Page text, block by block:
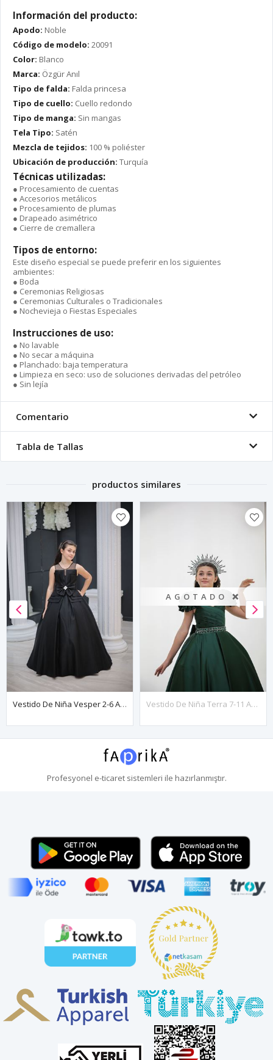
Información del producto:
Apodo: Noble
Código de modelo: 20091
Color: Blanco
Marca: Özgür Anıl
Tipo de falda: Falda princesa
Tipo de cuello: Cuello redondo
Tipo de manga: Sin mangas
Tela Tipo: Satén
Mezcla de tejidos: 100 % poliéster
Ubicación de producción: Turquía
Técnicas utilizadas:
● Procesamiento de cuentas
● Accesorios metálicos
● Procesamiento de plumas
● Drapeado asimétrico
● Cierre de cremallera
Tipos de entorno:
Este diseño especial se puede preferir en los siguientes
ambientes:
● Boda
● Ceremonias Religiosas
● Ceremonias Culturales o Tradicionales
● Nochevieja o Fiestas Especiales
Instrucciones de uso:
● No lavable
● No secar a máquina
● Planchado: baja temperatura
● Limpieza en seco: uso de soluciones derivadas del petróleo
● Sin lejía
Comentario
Tabla de Tallas
productos similares
Vestido De Niña Vesper 2-6 Años 20136 Negro
AGOTADO ❌
Vestido De Niña Terra 7-11 Años 30131 Verde
Profesyonel e-ticaretsistemleri ile hazırlanmıştır.